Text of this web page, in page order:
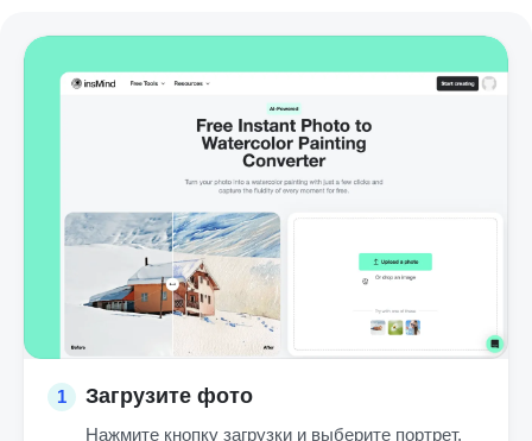
1 Загрузите фото
Нажмите кнопку загрузки и выберите портрет,